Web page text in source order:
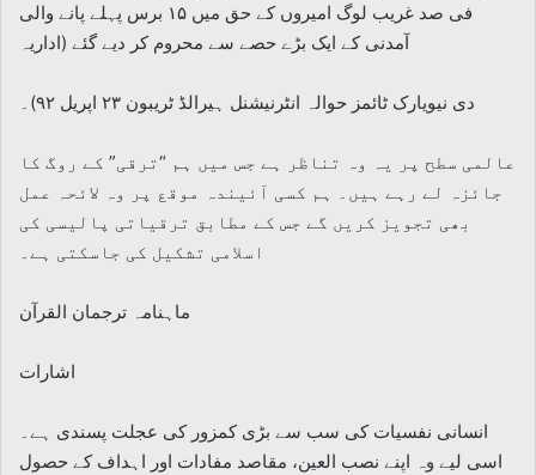
فی صد غریب لوگ امیروں کے حق میں ۱۵ برس پہلے پانے والی
آمدنی کے ایک بڑے حصے سے محروم کر دیے گئے (اداریہ
دی نیویارک ٹائمز حوالہ انٹرنیشنل ہیرالڈ ٹریبون ۲۳ اپریل ۹۲)۔
عالمی سطح پر یہ وہ تناظر ہے جس میں ہم “ترقی” کے روگ کا
جائزہ لے رہے ہیں۔ ہم کسی آئیندہ موقع پر وہ لائحہ عمل
بھی تجویز کریں گے جس کے مطابق ترقیاتی پالیسی کی
اسلامی تشکیل کی جاسکتی ہے۔
ماہنامہ ترجمان القرآن
اشارات
انسانی نفسیات کی سب سے بڑی کمزور کی عجلت پسندی ہے۔
اسی لیے وہ اپنے نصب العین، مقاصد مفادات اور اہداف کے حصول